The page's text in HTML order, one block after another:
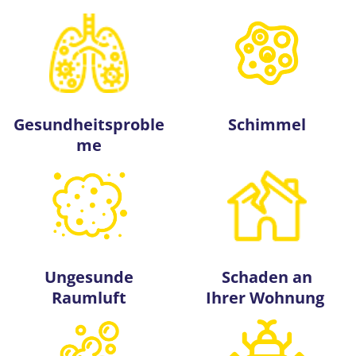
Gesundheitsproble
me
Schimmel
Ungesunde
Raumluft
Schaden an
Ihrer Wohnung